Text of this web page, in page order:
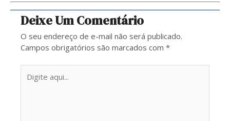
Deixe Um Comentário
O seu endereço de e-mail não será publicado.
Campos obrigatórios são marcados com *
aqui...